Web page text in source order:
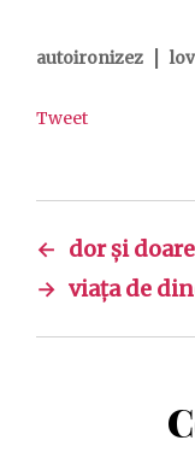
autoironizez
Tweet
← dor și doare
→ viața de